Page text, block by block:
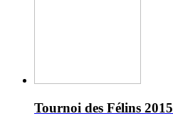
Tournoi des Félins 2015